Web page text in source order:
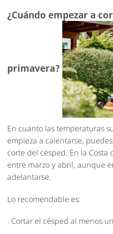
¿Cuándo empezar a
primavera?
En cuanto las temperaturas
empieza a calentarse,
corte del césped. En la Costa
entre marzo y abril, aunque
adelantarse.
Lo recomendable es:
. Cortar el césped al menos